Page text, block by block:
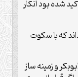
شده بود انکار
که با سکوت
و زمینه ساز